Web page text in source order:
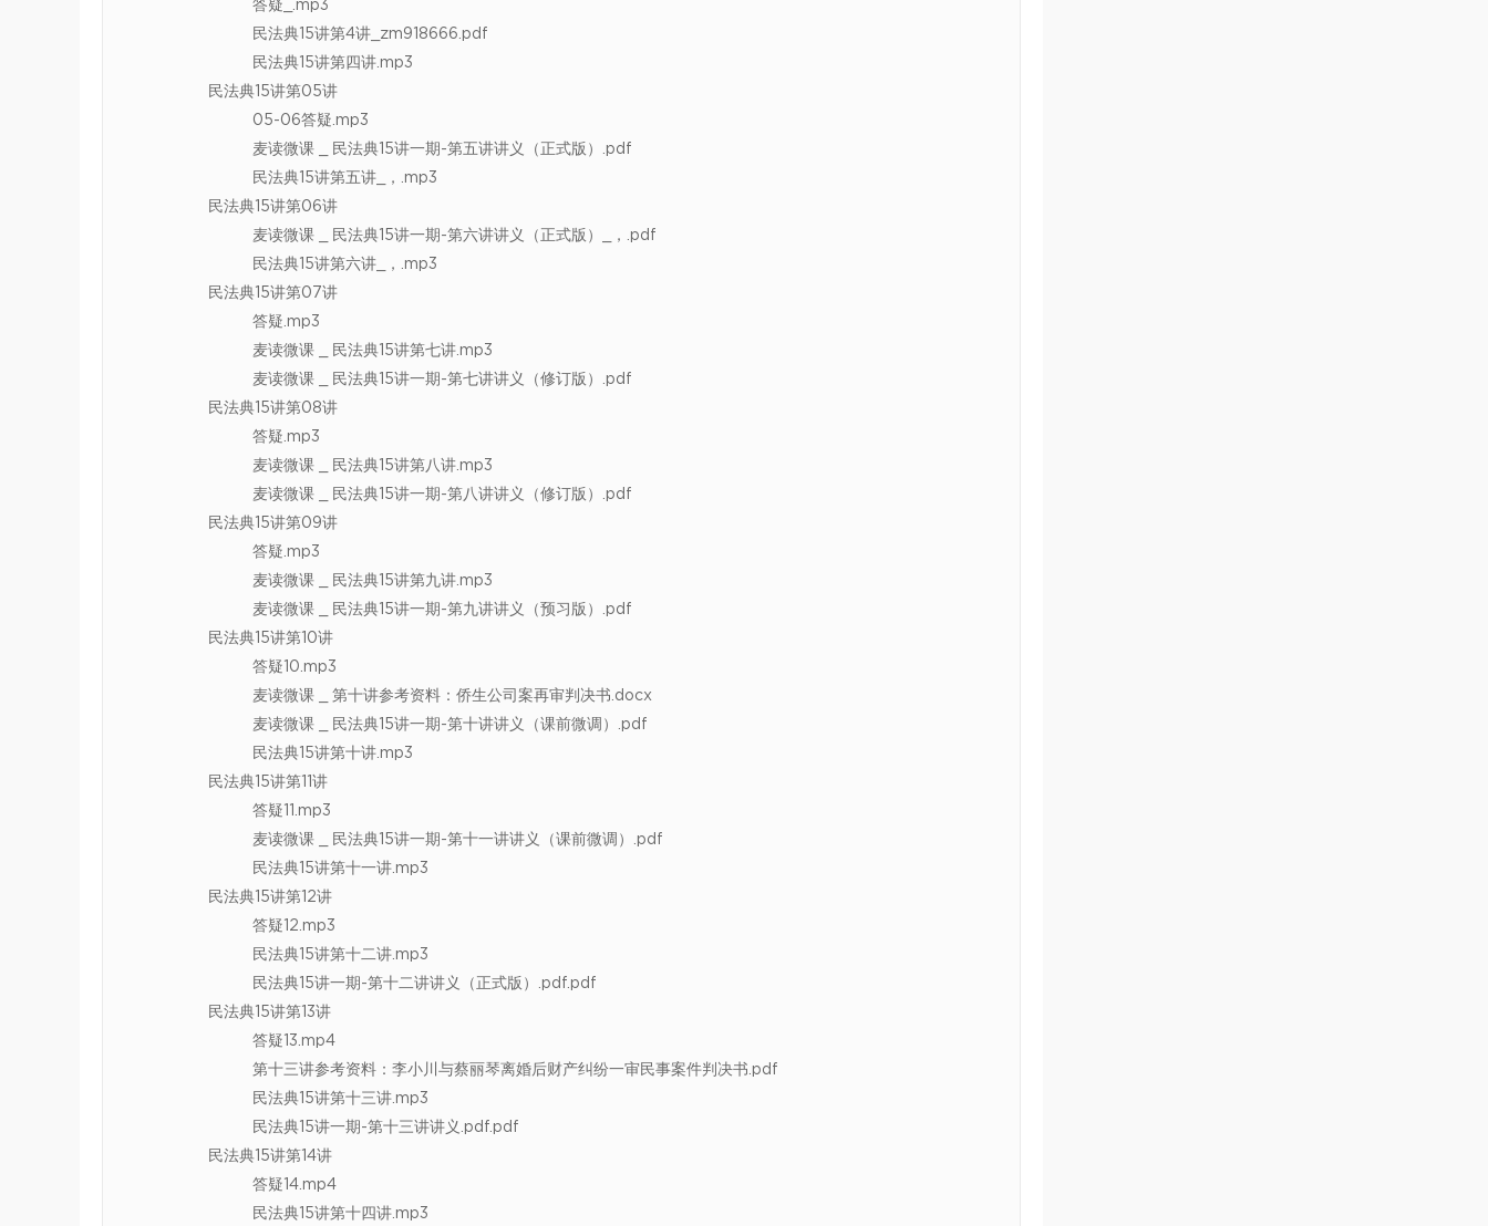
答疑_.mp3
民法典15讲第4讲_zm918666.pdf
民法典15讲第四讲.mp3
民法典15讲第05讲
05-06答疑.mp3
麦读微课 _ 民法典15讲一期-第五讲讲义（正式版）.pdf
民法典15讲第五讲_，.mp3
民法典15讲第06讲
麦读微课 _ 民法典15讲一期-第六讲讲义（正式版）_，.pdf
民法典15讲第六讲_，.mp3
民法典15讲第07讲
答疑.mp3
麦读微课 _ 民法典15讲第七讲.mp3
麦读微课 _ 民法典15讲一期-第七讲讲义（修订版）.pdf
民法典15讲第08讲
答疑.mp3
麦读微课 _ 民法典15讲第八讲.mp3
麦读微课 _ 民法典15讲一期-第八讲讲义（修订版）.pdf
民法典15讲第09讲
答疑.mp3
麦读微课 _ 民法典15讲第九讲.mp3
麦读微课 _ 民法典15讲一期-第九讲讲义（预习版）.pdf
民法典15讲第10讲
答疑10.mp3
麦读微课 _ 第十讲参考资料：侨生公司案再审判决书.docx
麦读微课 _ 民法典15讲一期-第十讲讲义（课前微调）.pdf
民法典15讲第十讲.mp3
民法典15讲第11讲
答疑11.mp3
麦读微课 _ 民法典15讲一期-第十一讲讲义（课前微调）.pdf
民法典15讲第十一讲.mp3
民法典15讲第12讲
答疑12.mp3
民法典15讲第十二讲.mp3
民法典15讲一期-第十二讲讲义（正式版）.pdf.pdf
民法典15讲第13讲
答疑13.mp4
第十三讲参考资料：李小川与蔡丽琴离婚后财产纠纷一审民事案件判决书.pdf
民法典15讲第十三讲.mp3
民法典15讲一期-第十三讲讲义.pdf.pdf
民法典15讲第14讲
答疑14.mp4
民法典15讲第十四讲.mp3